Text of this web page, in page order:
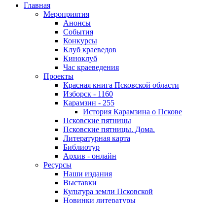
Главная
Мероприятия
Анонсы
События
Конкурсы
Клуб краеведов
Киноклуб
Час краеведения
Проекты
Красная книга Псковской области
Изборск - 1160
Карамзин - 255
История Карамзина о Пскове
Псковские пятницы
Псковские пятницы. Дома.
Литературная карта
Библиотур
Архив - онлайн
Ресурсы
Наши издания
Выставки
Культура земли Псковской
Новинки литературы